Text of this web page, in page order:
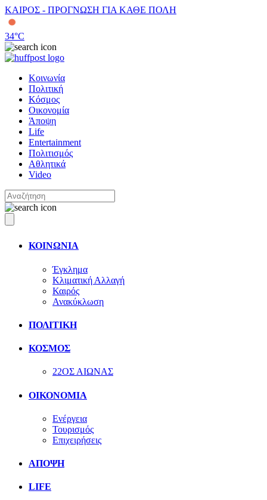
ΚΑΙΡΟΣ - ΠΡΟΓΝΩΣΗ ΓΙΑ ΚΑΘΕ ΠΟΛΗ
34°C
Κοινωνία
Πολιτική
Κόσμος
Οικονομία
Άποψη
Life
Entertainment
Πολιτισμός
Αθλητικά
Video
ΚΟΙΝΩΝΙΑ
Έγκλημα
Κλιματική Αλλαγή
Καιρός
Ανακύκλωση
ΠΟΛΙΤΙΚΗ
ΚΟΣΜΟΣ
22ΟΣ ΑΙΩΝΑΣ
ΟΙΚΟΝΟΜΙΑ
Ενέργεια
Τουρισμός
Επιχειρήσεις
ΑΠΟΨΗ
LIFE